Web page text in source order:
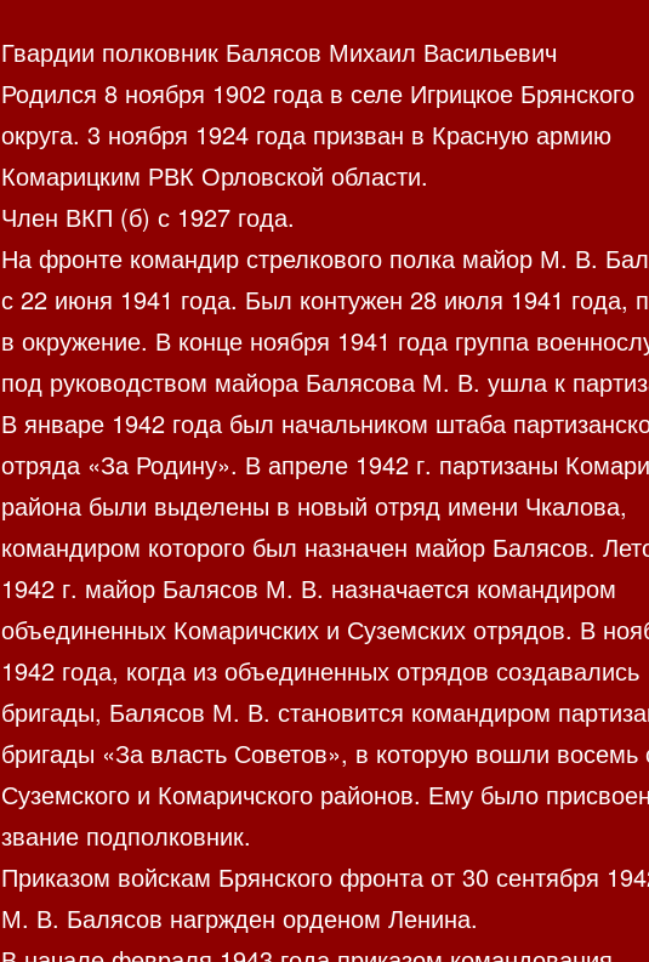
Гвардии полковник Балясов Михаил Васильевич
Родился 8 ноября 1902 года в селе Игрицкое Брянского
округа. 3 ноября 1924 года призван в Красную армию
Комарицким РВК Орловской области.
Член ВКП (б) с 1927 года.
На фронте командир стрелкового полка майор М. В.
с 22 июня 1941 года. Был контужен 28 июля 1941 года,
в окружение. В конце ноября 1941 года группа
под руководством майора Балясова М. В. ушла к
В январе 1942 года был начальником штаба
отряда «За Родину». В апреле 1942 г. партизаны
района были выделены в новый отряд имени Чкалова,
командиром которого был назначен майор Балясов.
1942 г. майор Балясов М. В. назначается командиром
объединенных Комаричских и Суземских отрядов. В
1942 года, когда из объединенных отрядов создавались
бригады, Балясов М. В. становится командиром
бригады «За власть Советов», в которую вошли восемь
Суземского и Комаричского районов. Ему было
звание подполковник.
Приказом войскам Брянского фронта от 30 сентября
М. В. Балясов нагржден орденом Ленина.